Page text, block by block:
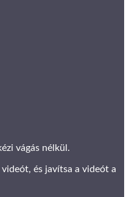
vágás nélkül.
és javítsa a videót a